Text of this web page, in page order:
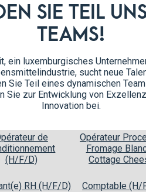
SIE TEIL
TEAMS!
ein luxemburgisches
sucht neue
Sie Teil eines dynamischen
Sie zur Entwicklung von
Innovation bei.
de
(H/F/D)
Opérateur
Fromage
Cottage
RH (H/F/D) Comptable (H/
1 Die ganzen
3 Esslöffel
darüber reiben.
Ahornsirup
Minzblatt